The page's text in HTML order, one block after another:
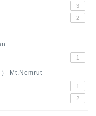
3
2
1
） Mt.Nemrut
1
2